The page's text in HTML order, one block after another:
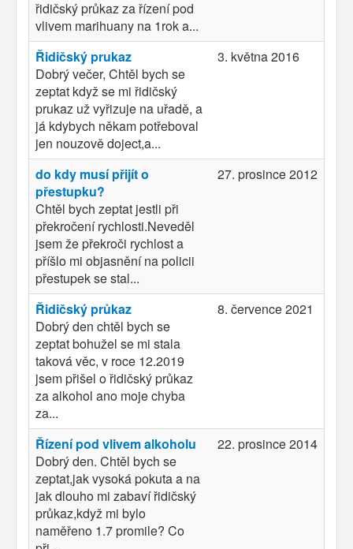
řidičský průkaz za řízení pod
vlivem marihuany na 1rok a...
Řidičský prukaz
Dobrý večer, Chtěl bych se
zeptat když se mi řidičský
prukaz už vyřizuje na uřadě, a
já kdybych někam potřeboval
jen nouzově doject,a...
3. května 2016
do kdy musí přijít o
přestupku?
Chtěl bych zeptat jestli při
překročení rychlosti.Neveděl
jsem že překroči rychlost a
příšlo mi objasnění na policii
přestupek se stal...
27. prosince 2012
Řidičský průkaz
Dobrý den chtěl bych se
zeptat bohužel se mi stala
taková věc, v roce 12.2019
jsem přišel o řidičský průkaz
za alkohol ano moje chyba
za...
8. července 2021
Řízení pod vlivem alkoholu
Dobrý den. Chtěl bych se
zeptat,jak vysoká pokuta a na
jak dlouho mi zabaví řidičský
průkaz,když mi bylo
naměřeno 1.7 promile? Co
22. prosince 2014